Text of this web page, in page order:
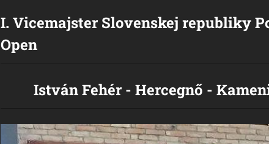
I. Vicemajster Slovenskej republiky
Open
István Fehér - Hercegnő -